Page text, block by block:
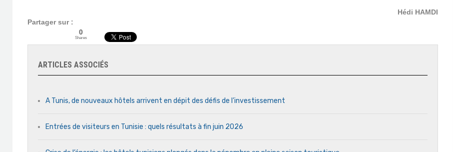
Hédi HAMDI
Partager sur :
0
Shares
ARTICLES ASSOCIÉS
A Tunis, de nouveaux hôtels arrivent en dépit des défis de l’investissement
Entrées de visiteurs en Tunisie : quels résultats à fin juin 2026